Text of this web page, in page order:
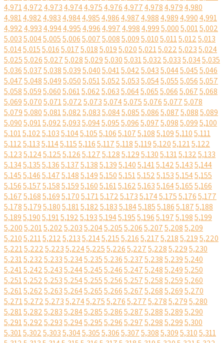
4,9714,9724,9734,9744,9754,9764,9774,9784,9794,980
4,9814,9824,9834,9844,9854,9864,9874,9884,9894,9904,991
4,9924,9934,9944,9954,9964,9974,9984,9995,0005,0015,002
5,0035,0045,0055,0065,0075,0085,0095,0105,0115,0125,013
5,0145,0155,0165,0175,0185,0195,0205,0215,0225,0235,024
5,0255,0265,0275,0285,0295,0305,0315,0325,0335,0345,035
5,0365,0375,0385,0395,0405,0415,0425,0435,0445,0455,046
5,0475,0485,0495,0505,0515,0525,0535,0545,0555,0565,057
5,0585,0595,0605,0615,0625,0635,0645,0655,0665,0675,068
5,0695,0705,0715,0725,0735,0745,0755,0765,0775,078
5,0795,0805,0815,0825,0835,0845,0855,0865,0875,0885,089
5,0905,0915,0925,0935,0945,0955,0965,0975,0985,0995,100
5,1015,1025,1035,1045,1055,1065,1075,1085,1095,1105,111
5,1125,1135,1145,1155,1165,1175,1185,1195,1205,1215,122
5,1235,1245,1255,1265,1275,1285,1295,1305,1315,1325,133
5,1345,1355,1365,1375,1385,1395,1405,1415,1425,1435,144
5,1455,1465,1475,1485,1495,1505,1515,1525,1535,1545,155
5,1565,1575,1585,1595,1605,1615,1625,1635,1645,1655,166
5,1675,1685,1695,1705,1715,1725,1735,1745,1755,1765,177
5,1785,1795,1805,1815,1825,1835,1845,1855,1865,1875,188
5,1895,1905,1915,1925,1935,1945,1955,1965,1975,1985,199
5,2005,2015,2025,2035,2045,2055,2065,2075,2085,209
5,2105,2115,2125,2135,2145,2155,2165,2175,2185,2195,220
5,2215,2225,2235,2245,2255,2265,2275,2285,2295,230
5,2315,2325,2335,2345,2355,2365,2375,2385,2395,240
5,2415,2425,2435,2445,2455,2465,2475,2485,2495,250
5,2515,2525,2535,2545,2555,2565,2575,2585,2595,260
5,2615,2625,2635,2645,2655,2665,2675,2685,2695,270
5,2715,2725,2735,2745,2755,2765,2775,2785,2795,280
5,2815,2825,2835,2845,2855,2865,2875,2885,2895,290
5,2915,2925,2935,2945,2955,2965,2975,2985,2995,300
5,3015,3025,3035,3045,3055,3065,3075,3085,3095,3105,311